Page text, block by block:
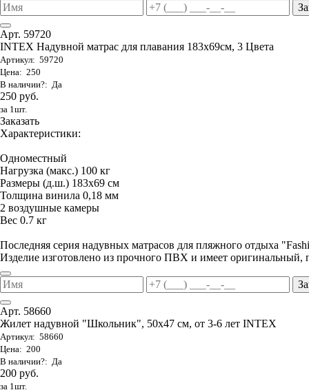
Арт. 59720
INTEX Надувной матрас для плавания 183х69см, 3 Цвета
Артикул: 59720
Цена: 250
В наличии?: Да
250 руб.
за 1шт.
Заказать
Характеристики:
Одноместный
Нагрузка (макс.) 100 кг
Размеры (д.ш.) 183х69 см
Толщина винила 0,18 мм
2 воздушные камеры
Вес 0.7 кг
Последняя серия надувных матрасов для пляжного отдыха
Изделие изготовлено из прочного ПВХ и имеет оригинальный,
Арт. 58660
Жилет надувной "Школьник", 50х47 см, от 3-6 лет INTEX
Артикул: 58660
Цена: 200
В наличии?: Да
200 руб.
за 1шт.